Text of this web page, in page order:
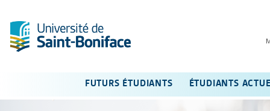
FUTURS ÉTUDIANTS ÉTUDIANTS